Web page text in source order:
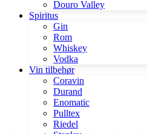
Douro Valley
Spiritus
Gin
Rom
Whiskey
Vodka
Vin tilbehør
Coravin
Durand
Enomatic
Pulltex
Riedel